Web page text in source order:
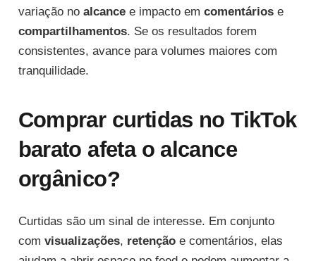
variação no alcancee impacto em comentáriose
compartilhamentos. Se os resultados forem
consistentes, avance para volumes maiores com
tranquilidade.
Comprar curtidas no TikTok
barato afeta o alcance
orgânico?
Curtidas são um sinal de interesse. Em conjunto
com visualizações, retençãoe comentários, elas